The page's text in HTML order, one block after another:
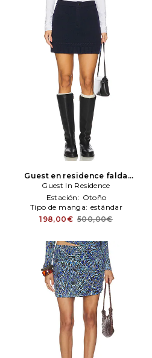
Guest en residence falda
jean en color azul mareno
Guest In Residence
Guest In Residence
Estación: Otoño
Tipo de manga: estándar
198,00€ 500,00€